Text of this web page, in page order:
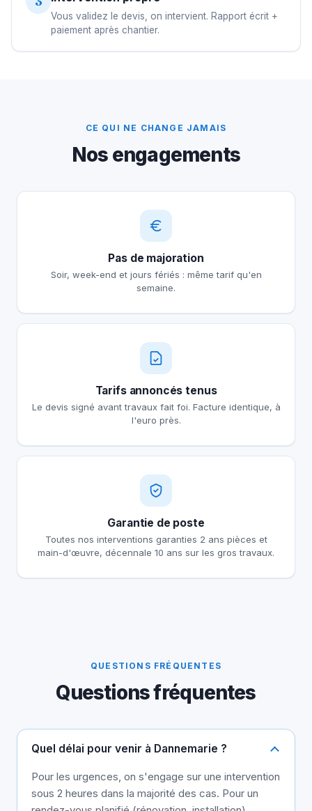
Vous validez le devis, on intervient. Rapport écrit +
paiement après chantier.
CE QUI NE CHANGE JAMAIS
Nos engagements
Pas de majoration
Soir, week-end et jours fériés : même tarif qu'en
semaine.
Tarifs annoncés tenus
Le devis signé avant travaux fait foi. Facture identique, à
l'euro près.
Garantie de poste
Toutes nos interventions garanties 2 ans pièces et
main-d'œuvre, décennale 10 ans sur les gros travaux.
QUESTIONS FRÉQUENTES
Questions fréquentes
Quel délai pour venir à Dannemarie ?
Pour les urgences, on s'engage sur une intervention
sous 2 heures dans la majorité des cas. Pour un